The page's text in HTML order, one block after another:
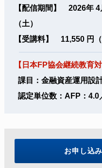
【配信期間】 2026年 4
（土）
【受講料】 11,550 円（
【日本FP協会継続教育対
課目：金融資産運用設
認定単位数：AFP：4.0
お申し込